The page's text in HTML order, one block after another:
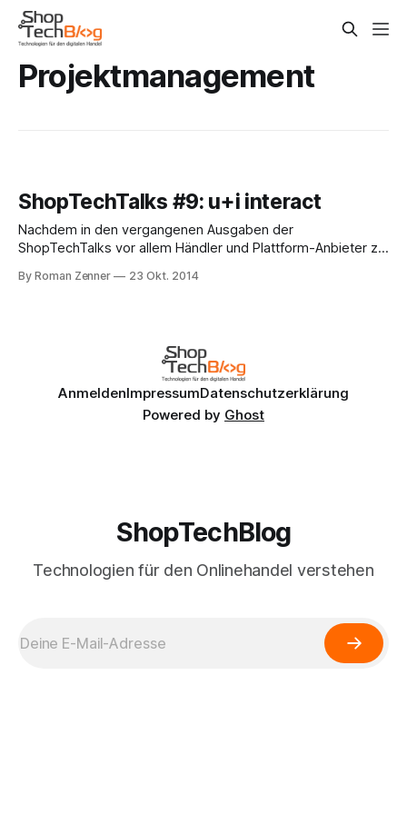
Projektmanagement
ShopTechTalks #9: u+i interact
Nachdem in den vergangenen Ausgaben der
ShopTechTalks vor allem Händler und Plattform-Anbieter zu
Perspektive und schauen durch die Agenturbrille: Lasse
By Roman Zenner 23 Okt. 2014
AnmeldenImpressumDatenschutzerklärung
Powered by Ghost
ShopTechBlog
Technologien für den Onlinehandel verstehen